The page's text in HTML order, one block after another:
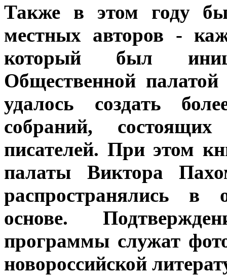
Также в этом году
местных авторов -
который был
Общественной
удалось создать
собраний,
писателей. При этом
палаты Виктора
распространялись в
основе.
программы служат
новороссийской